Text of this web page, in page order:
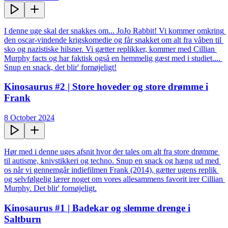
I denne uge skal der snakkes om... JoJo Rabbit! Vi kommer omkring
den oscar-vindende krigskomedie og får snakket om alt fra våben til
sko og nazistiske hilsner. Vi gætter replikker, kommer med Cillian
Murphy facts og har faktisk også en hemmelig gæst med i studiet....
Snup en snack, det blir' fornøjeligt!
Kinosaurus #2 | Store hoveder og store drømme i
Frank
8 October 2024
Hør med i denne uges afsnit hvor der tales om alt fra store drømme
til autisme, knivstikkeri og techno. Snup en snack og hæng ud med
os når vi gennemgår indiefilmen Frank (2014), gætter ugens replik
og selvfølgelig lærer noget om vores allesammens favorit irer Cillian
Murphy. Det blir' fornøjeligt.
Kinosaurus #1 | Badekar og slemme drenge i
Saltburn